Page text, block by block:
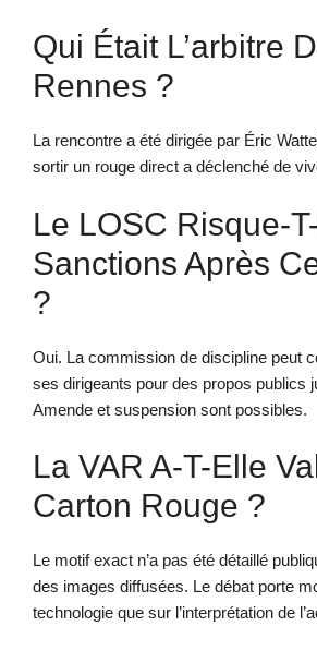
Qui Était L’arbitre
Rennes ?
La rencontre a été dirigée par Éric
sortir un rouge direct a déclenché de
Le LOSC Risque-
Sanctions Après
?
Oui. La commission de discipline peut
ses dirigeants pour des propos publics
Amende et suspension sont possibles.
La VAR A-T-Elle
Carton Rouge ?
Le motif exact n’a pas été détaillé
des images diffusées. Le débat porte
technologie que sur l’interprétation de